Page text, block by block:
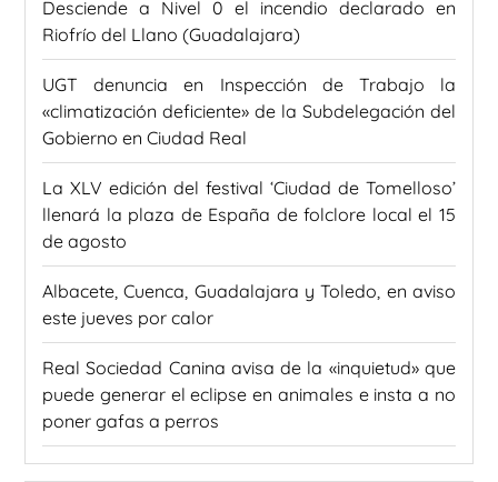
Desciende a Nivel 0 el incendio declarado en
Riofrío del Llano (Guadalajara)
UGT denuncia en Inspección de Trabajo la
«climatización deficiente» de la Subdelegación del
Gobierno en Ciudad Real
La XLV edición del festival ‘Ciudad de Tomelloso’
llenará la plaza de España de folclore local el 15
de agosto
Albacete, Cuenca, Guadalajara y Toledo, en aviso
este jueves por calor
Real Sociedad Canina avisa de la «inquietud» que
puede generar el eclipse en animales e insta a no
poner gafas a perros